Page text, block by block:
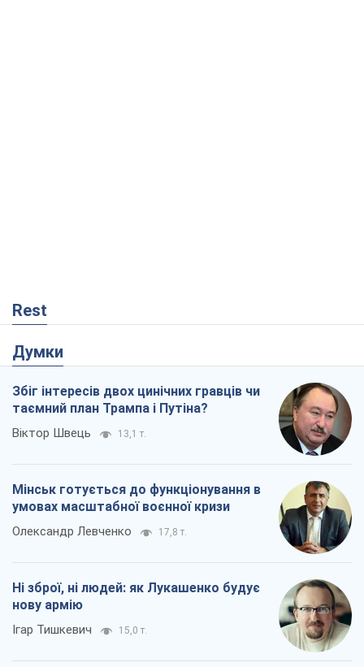
Rest
Думки
Збіг інтересів двох цинічних гравців чи
таємний план Трампа і Путіна?
Віктор Швець 13,1 т.
Мінськ готується до функціонування в
умовах масштабної воєнної кризи
Олександр Левченко 17,8 т.
Ні зброї, ні людей: як Лукашенко будує
нову армію
Ігар Тишкевич 15,0 т.